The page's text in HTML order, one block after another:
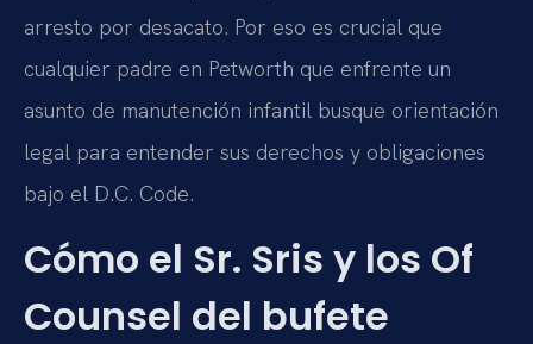
arresto por desacato. Por eso es crucial que
cualquier padre en Petworth que enfrente un
asunto de manutención infantil busque orientación
legal para entender sus derechos y obligaciones
bajo el D.C. Code.
Cómo el Sr. Sris y los Of
Counsel del bufete